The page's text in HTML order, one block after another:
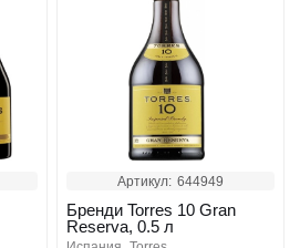
Артикул: 644949
Бренди Torres 10 Gran
Reserva, 0.5 л